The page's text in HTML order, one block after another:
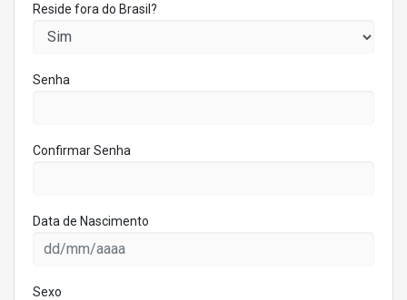
Reside fora do Brasil?
Senha
Confirmar Senha
Data de Nascimento
Sexo